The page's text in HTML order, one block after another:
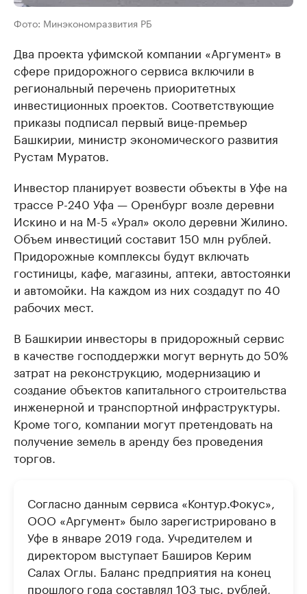
Фото: Минэкономразвития РБ
Два проекта уфимской компании «Аргумент» в
сфере придорожного сервиса включили в
региональный перечень приоритетных
инвестиционных проектов. Соответствующие
приказы подписал первый вице-премьер
Башкирии, министр экономического развития
Рустам Муратов.
Инвестор планирует возвести объекты в Уфе на
трассе Р-240 Уфа — Оренбург возле деревни
Искино и на М-5 «Урал» около деревни Жилино.
Объем инвестиций составит 150 млн рублей.
Придорожные комплексы будут включать
гостиницы, кафе, магазины, аптеки, автостоянки
и автомойки. На каждом из них создадут по 40
рабочих мест.
В Башкирии инвесторы в придорожный сервис
в качестве господдержки могут вернуть до 50%
затрат на реконструкцию, модернизацию и
создание объектов капитального строительства
инженерной и транспортной инфраструктуры.
Кроме того, компании могут претендовать на
получение земель в аренду без проведения
торгов.
Согласно данным сервиса «Контур.Фокус»,
ООО «Аргумент» было зарегистрировано в
Уфе в январе 2019 года. Учредителем и
директором выступает Баширов Керим
Салах Оглы. Баланс предприятия на конец
прошлого года составлял 103 тыс. рублей,